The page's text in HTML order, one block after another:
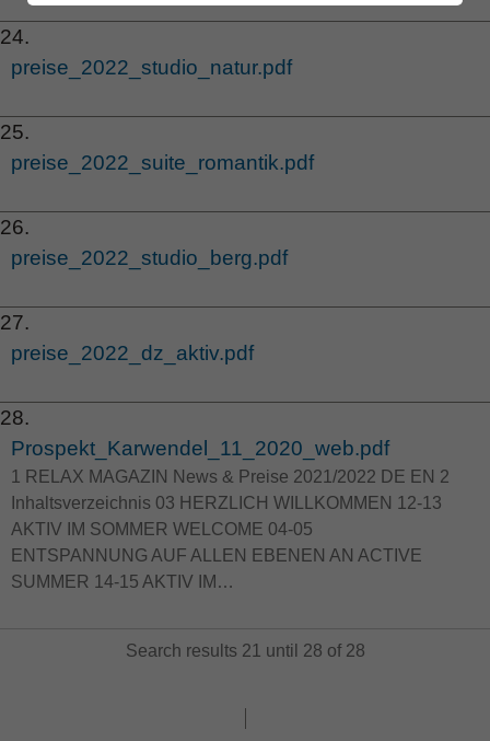
24.
preise_2022_studio_natur.pdf
25.
preise_2022_suite_romantik.pdf
26.
preise_2022_studio_berg.pdf
27.
preise_2022_dz_aktiv.pdf
28.
Prospekt_Karwendel_11_2020_web.pdf
1 RELAX MAGAZIN News & Preise 2021/2022 DE EN 2
Inhaltsverzeichnis 03 HERZLICH WILLKOMMEN 12-13
AKTIV IM SOMMER WELCOME 04-05
ENTSPANNUNG AUF ALLEN EBENEN AN ACTIVE
SUMMER 14-15 AKTIV IM…
Search results 21 until 28 of 28